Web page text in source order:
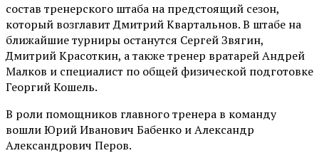
состав тренерского штаба на предстоящий сезон,
который возглавит Дмитрий Квартальнов. В штабе на
ближайшие турниры останутся Сергей Звягин,
Дмитрий Красоткин, а также тренер вратарей Андрей
Малков и специалист по общей физической подготовке
Георгий Кошель.
В роли помощников главного тренера в команду
вошли Юрий Иванович Бабенко и Александр
Александрович Перов.